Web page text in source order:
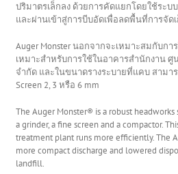
ปริมาตรเล็กลง ด้วยการคัดแยกโดยใช้ระ
และผ่านเข้าสู่การบีบอัดเพื่อลดพื้นที่การจัด
Auger Monster นอกจากจะเหมาะสมกับก
เหมาะสำหรับการใช้ในอาคารสำนักงาน
จำกัด และในขนาดรางระบายที่แคบ สามา
Screen 2, 3 หรือ 6 mm
The Auger Monster® is a robust
a grinder, a fine screen and a compactor.
treatment plant runs more efficiently. The
more compact discharge and lowered
landfill.